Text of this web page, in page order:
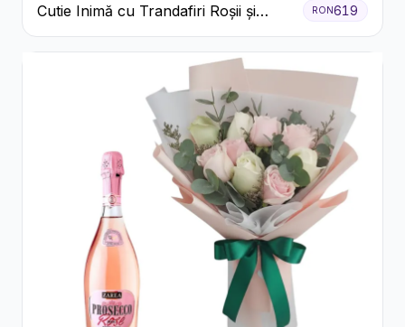
Cutie Inimă cu Trandafiri Roșii și
Bomboane Raffaello
RON619